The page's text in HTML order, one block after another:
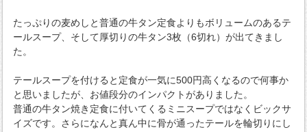
たっぷりの麦めしと普通の牛タン定食よりもボリュームのあるテ
ールスープ、そして厚切りの牛タン3枚（6切れ）が出てきまし
た。
テールスープを付けると定食が一気に500円高くなるので何事か
と思いましたが、お値段分のインパクトがありました。
普通の牛タン焼き定食に付いてくるミニスープではなくビックサ
イズです。さらになんと真ん中に骨が通ったテールを輪切りにし